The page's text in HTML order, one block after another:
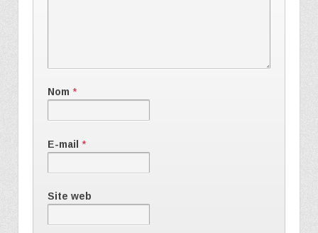
Nom *
E-mail *
Site web